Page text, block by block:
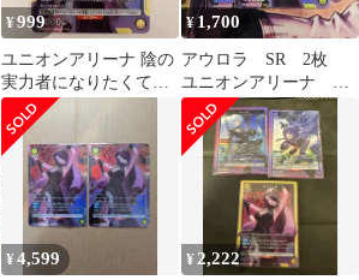
¥999
ユニオンアリーナ 陰の
実力者になりたくて！
アウロラ SR
¥1,700
アウロラ SR 2枚
ユニオンアリーナ 影
の実力者になりたく
て！
¥4,599 ¥ 2,222